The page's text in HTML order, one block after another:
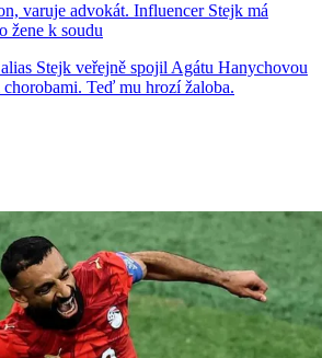
varuje advokát. Influencer Stejk má
žene k soudu
Stejk veřejně spojil Agátu Hanychovou
Teď mu hrozí žaloba.